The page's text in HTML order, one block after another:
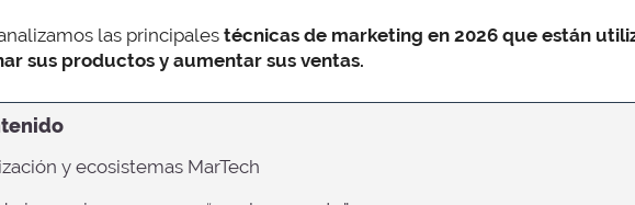
las principales técnicas de marketing en 2026 que están
sus productos y aumentar sus ventas.
y ecosistemas MarTech